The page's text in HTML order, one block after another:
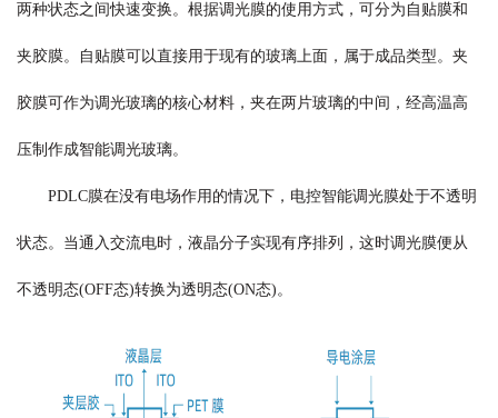
两种状态之间快速变换。根据调光膜的使用方式，可分为自贴膜和
夹胶膜。自贴膜可以直接用于现有的玻璃上面，属于成品类型。夹
胶膜可作为调光玻璃的核心材料，夹在两片玻璃的中间，经高温高
压制作成智能调光玻璃。
PDLC膜在没有电场作用的情况下，电控智能调光膜处于不透明
状态。当通入交流电时，液晶分子实现有序排列，这时调光膜便从
不透明态(OFF态)转换为透明态(ON态)。